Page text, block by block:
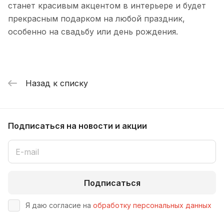
станет красивым акцентом в интерьере и будет
прекрасным подарком на любой праздник,
особенно на свадьбу или день рождения.
Назад к списку
Подписаться на новости и акции
Подписаться
Я даю согласие на обработку персональных данных